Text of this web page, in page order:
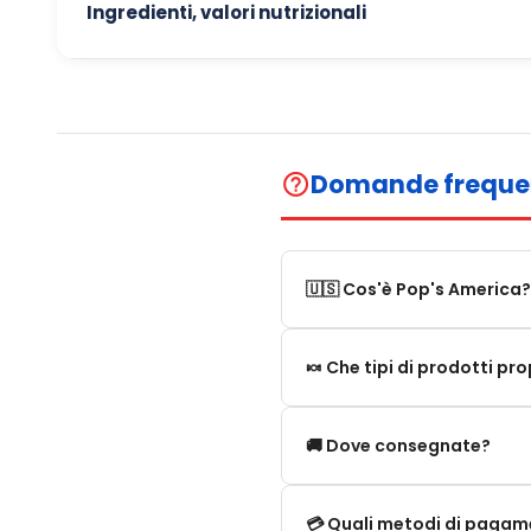
Ingredienti, valori nutrizionali
help_outlineDomande
🇺🇸 Cos'è Pop's America?
Pop's America è un
🍬 Che tipi di prodotti
Proponiamo in particolare:
🚚 Dove consegnate?
Consegniamo:
💳 Quali metodi di